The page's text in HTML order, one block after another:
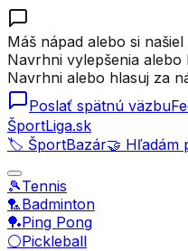
Máš nápad alebo si našiel
Navrhni vylepšenia
Navrhni alebo hlasuj za
Poslať spätnú väzbu
ŠportLiga.sk
🏷️ ŠportBazár🤝 Hľadám
🎾Tennis
🏸Badminton
🏓Ping Pong
⚪Pickleball